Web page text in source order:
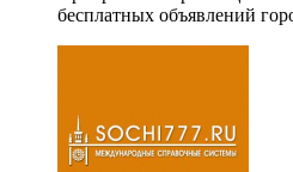
бесплатных объявлений